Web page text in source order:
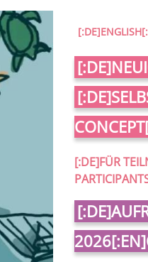
[:DE]FÜR